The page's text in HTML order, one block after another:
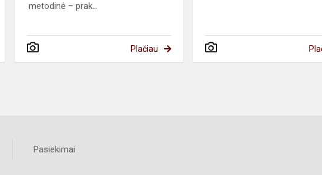
metodinė – prak...
Plačiau
Pasiekimai